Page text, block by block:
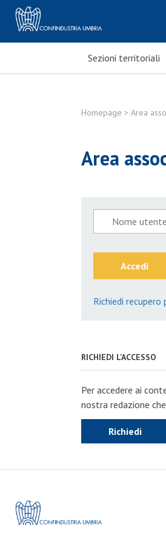
Sezioni territoriali
Homepage > Area
Area
Accedi
Richiedi recupero
RICHIEDI L'ACCESSO
Per accedere ai
nostra redazione
Richiedi